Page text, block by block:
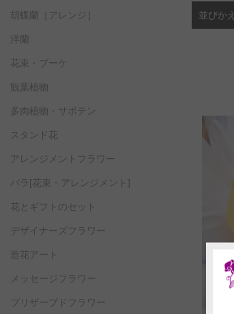
並びかえ
胡蝶蘭［アレンジ］
洋蘭
花束・ブーケ
観葉植物
多肉植物・サボテン
スタンド花
アレンジメントフラワー
バラ[花束・アレンジメント]
花とギフトのセット
デザイナーズフラワー
造花アート
メッセージフラワー
プリザーブドフラワー